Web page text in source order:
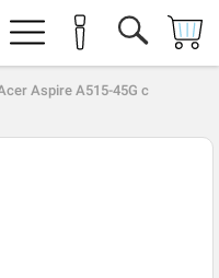
Aspire A515-45G с